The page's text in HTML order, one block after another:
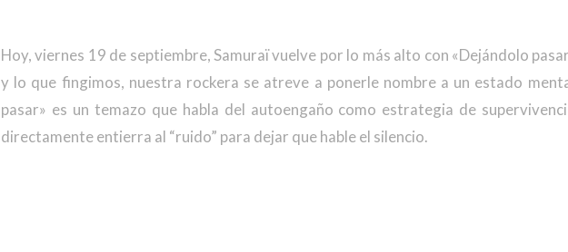
Hoy, viernes 19 de septiembre, Samuraï vuelve por lo más alto con «Dejándolo
y lo que fingimos, nuestra rockera se atreve a ponerle nombre a un estado
pasar» es un temazo que habla del autoengaño como estrategia de
directamente entierra al “ruido” para dejar que hable el silencio.